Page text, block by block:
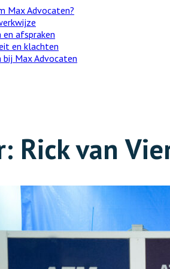
Max Advocaten?
en afspraken
en klachten
bij Max Advocaten
Rick van